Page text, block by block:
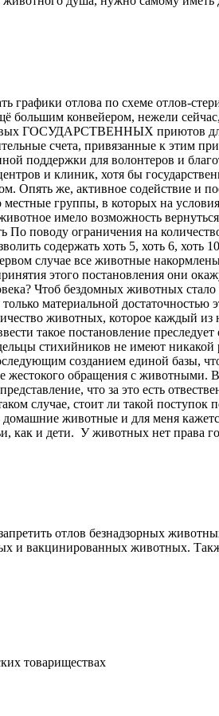
графики отлова по схеме отлов-
большим конвейером, нежели
ГОСУДАРСТВЕННЫХ приютов
счета, привязанные к этим
поддержки для волонтеров и
и клиник, хотя бы
Опять же, активное содействие
группы, в которых на
имело возможность
По поводу ограничения на
содержать хоть 5, хоть 6,
случае все животные
этого постановления они
Чтоб бездомных животных
материальной
животных, которое каждый
такое постановление
стихийников не имеют
созданием единой базы,
жестокого обращения с
что за это есть
случае, стоит ли такой
животные и для меня
и дети. У животных нет права
отлов безнадзорных
и вакцинированных животных.
товариществах